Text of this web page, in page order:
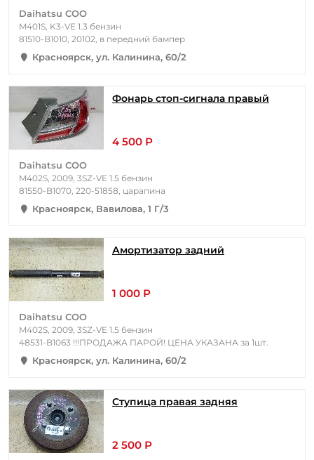
Daihatsu COO
M401S, K3-VE 1.3 бензин
81510-B1010, 20102, в передний бампер
Красноярск, ул. Калинина, 60/2
Фонарь стоп-сигнала правый
4 500 Р
Daihatsu COO
M402S, 2009, 3SZ-VE 1.5 бензин
81550-B1070, 220-51858, царапина
Красноярск, Вавилова, 1 Г/3
Амортизатор задний
1 000 Р
Daihatsu COO
M402S, 2009, 3SZ-VE 1.5 бензин
48531-B1063 !!!ПРОДАЖА ПАРОЙ! ЦЕНА УКАЗАНА за 1шт.
Красноярск, ул. Калинина, 60/2
Ступица правая задняя
2 500 Р